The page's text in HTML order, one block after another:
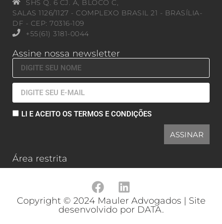
SHS Q. 6 CJ. A, BLOCO C,
SALAS 1126/1127 - COMPLEXO BRASIL 21 - BRASÍLIA-
DF - CEP: 70316-109
+55(61) 3181-0044
Assine nossa newsletter
LI E ACEITO OS TERMOS E CONDIÇÕES
ASSINAR
Área restrita
Copyright © 2024 Mauler Advogados | Site
desenvolvido por DATA.